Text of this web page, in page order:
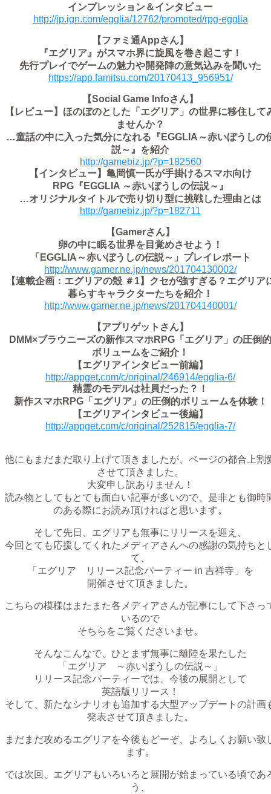
インプレッション＆インタビュー
http://jp.ign.com/egglia/12762/promoted/rpg-egglia
【ファミ通Appさん】
『エグリア』がスマホ界に旋風を巻き起こす！
先行プレイでゲームの魅力や開発陣の意気込みを聞いた
https://app.famitsu.com/20170413_956951/
【Social Game Infoさん】
【レビュー】ほのぼのとした「エグリア」の世界に移住して
ませんか？
…童話の中に入った気分になれる『EGGLIA～赤いぼうしの
説～』を紹介
http://gamebiz.jp/?p=182560
【インタビュー】亀岡慎一氏が手掛けるスマホ向け
RPG『EGGLIA ～赤いぼうしの伝説～』
…オリジナルタイトルで売り切り型に挑戦した理由とは
http://gamebiz.jp/?p=182711
【Gamerさん】
卵の中に眠る世界を目覚めさせよう！
「EGGLIA～赤いぼうしの伝説～」プレイレポート
http://www.gamer.ne.jp/news/201704130002/
【連載企画：エグリアの殻 ＃1】クセが強すぎる？エグリア
暮らすキャラクターたちを紹介！
http://www.gamer.ne.jp/news/201704140001/
【アプリゲットさん】
DMM×ブラウニーズの新作スマホRPG「エグリア」の圧倒的
ボリュームをご紹介！
【エグリアインタビュー前編】
http://appget.com/c/original/246914/egglia-6/
精霊のモデルは社員だった？！
新作スマホRPG「エグリア」の圧倒的ボリュームを体験！
【エグリアインタビュー後編】
http://appget.com/c/original/252815/egglia-7/
他にもまだまだ取り上げて頂きましたが、ページの都合上割
させて頂きました。
大変申し訳ありません！
読み物としてもとても面白い記事が多いので、是非とも御時
のある際にお読み頂ければと思います。
そして先日、エグリアも無事にリリースを迎え、
今回とても応援してくれたメディアさんへの感謝の気持ちと
て、
「エグリア リリース記念パーティー in 吉祥寺」を
開催させて頂きました。
こちらの模様はまたまた各メディアさんが記事にして下さっ
いるので
そちらをご覧くださいませ。
そんなこんなで、ひとまず無事に離陸を果たした
「エグリア ～赤いぼうしの伝説～」
リリース記念パーティーでは、今後の展開として
英語版リリース！
そして、新たなシナリオも追加する大型アップデートの計画
発表させて頂きました。
まだまだ攻めるエグリアを今後もどーぞ、よろしくお願い致
ます。
では次回、エグリアもいろいろと展開が始まっている頃であ
う、